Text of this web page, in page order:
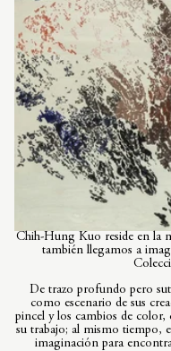
Chih-Hung Kuo reside en la
también llegamos a
De trazo profundo pero
como escenario de sus
pincel y los cambios de color,
su trabajo; al mismo tiempo,
imaginación para